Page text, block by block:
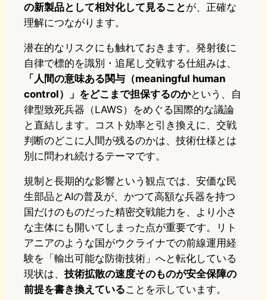
の新製品として相対化して見ることが、正確な
理解につながります。
潜在的なリスクにも触れておきます。発射後に
自律で標的を識別・追尾し交戦する仕組みは、
「人間の意味ある関与（meaningful human
control）」をどこまで担保するのかという、自
律型致死兵器（LAWS）をめぐる国際的な議論
と直結します。コスト効率と引き換えに、交戦
判断のどこに人間が残るのかは、技術仕様とは
別に問われ続けるテーマです。
規制と長期的な影響という観点では、安価な民
生部品とAIの普及が、かつて高額な兵器を持つ
国だけのものだった精密交戦能力を、より小さ
な主体にも開いてしまった点が重要です。リト
アニアのような国がウクライナでの前線運用経
験を「輸出可能な防衛技術」へと転化している
現状は、 技術拡散の速度そのものが安全保障の
前提を書き換えていることを示しています。